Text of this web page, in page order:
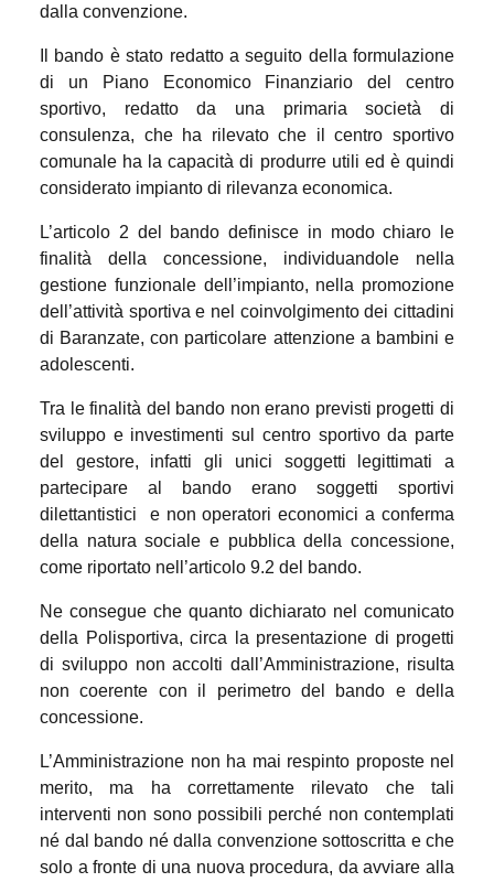
dalla convenzione.
Il bando è stato redatto a seguito della formulazione
di un Piano Economico Finanziario del centro
sportivo, redatto da una primaria società di
consulenza, che ha rilevato che il centro sportivo
comunale ha la capacità di produrre utili ed è quindi
considerato impianto di rilevanza economica.
L’articolo 2 del bando definisce in modo chiaro le
finalità della concessione, individuandole nella
gestione funzionale dell’impianto, nella promozione
dell’attività sportiva e nel coinvolgimento dei cittadini
di Baranzate, con particolare attenzione a bambini e
adolescenti.
Tra le finalità del bando non erano previsti progetti di
sviluppo e investimenti sul centro sportivo da parte
del gestore, infatti gli unici soggetti legittimati a
partecipare al bando erano soggetti sportivi
dilettantistici
e non operatori economici a conferma
della natura sociale e pubblica della concessione,
come riportato nell’articolo 9.2 del bando.
Ne consegue che quanto dichiarato nel comunicato
della Polisportiva, circa la presentazione di progetti
di sviluppo non accolti dall’Amministrazione, risulta
non coerente con il perimetro del bando e della
concessione.
L’Amministrazione non ha mai respinto proposte nel
merito, ma ha correttamente rilevato che tali
interventi non sono possibili perché non contemplati
né dal bando né dalla convenzione sottoscritta e che
solo a fronte di una nuova procedura, da avviare alla